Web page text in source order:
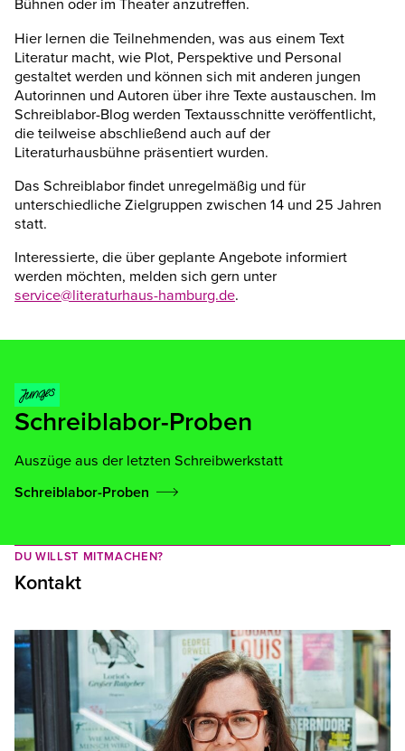
Hier lernen die Teilnehmenden, was aus einem Text
Literatur macht, wie Plot, Perspektive und Personal
gestaltet werden und können sich mit anderen jungen
Autorinnen und Autoren über ihre Texte austauschen. Im
Schreiblabor-Blog werden Textausschnitte veröffentlicht,
die teilweise abschließend auch auf der
Literaturhausbühne präsentiert wurden.
Das Schreiblabor findet unregelmäßig und für
unterschiedliche Zielgruppen zwischen 14 und 25 Jahren
statt.
Interessierte, die über geplante Angebote informiert
werden möchten, melden sich gern unter
service@literaturhaus-hamburg.de.
Schreiblabor-Proben
Auszüge aus der letzten Schreibwerkstatt
Schreiblabor-Proben
DU WILLST MITMACHEN?
Kontakt